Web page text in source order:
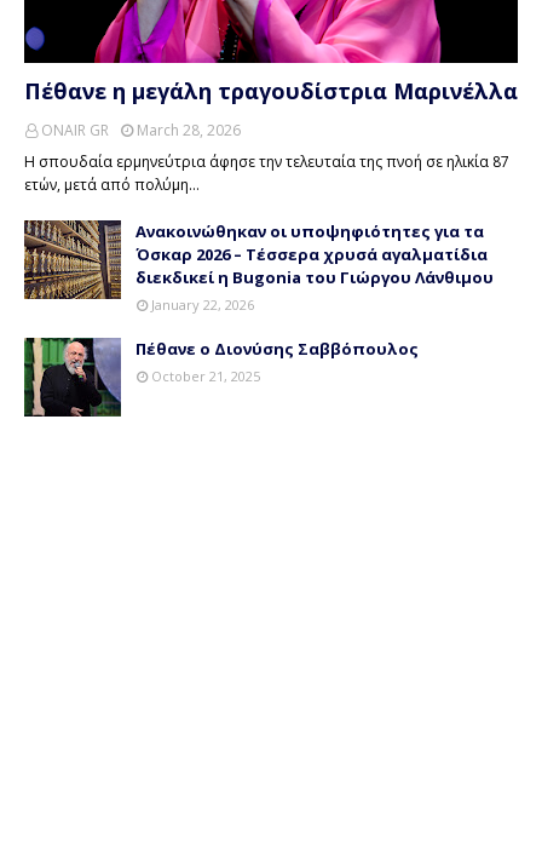
Πέθανε η μεγάλη τραγουδίστρια Μαρινέλλα
ONAIR GR
March 28, 2026
Η σπουδαία ερμηνεύτρια άφησε την τελευταία της πνοή σε ηλικία 87
ετών, μετά από πολύμη…
Ανακοινώθηκαν οι υποψηφιότητες για τα
Όσκαρ 2026 – Τέσσερα χρυσά αγαλματίδια
διεκδικεί η Bugonia του Γιώργου Λάνθιμου
January 22, 2026
Πέθανε ο Διονύσης Σαββόπουλος
October 21, 2025